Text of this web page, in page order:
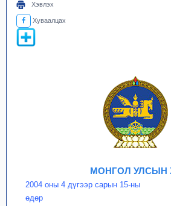
Хэвлэх
Хуваалцах
МОНГОЛ УЛСЫН
2004 оны 4 дүгээр сарын 15-ны
өдөр